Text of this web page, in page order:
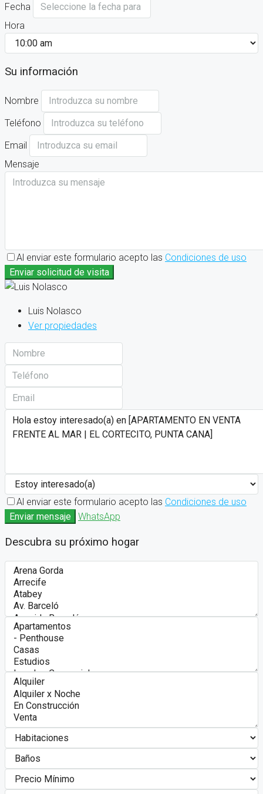
Fecha
Hora
Su información
Nombre
Teléfono
Email
Mensaje
Al enviar este formulario acepto las Condiciones de uso
Enviar solicitud de visita
Luis Nolasco
Ver propiedades
Al enviar este formulario acepto las Condiciones de uso
Enviar mensaje
WhatsApp
Descubra su próximo hogar